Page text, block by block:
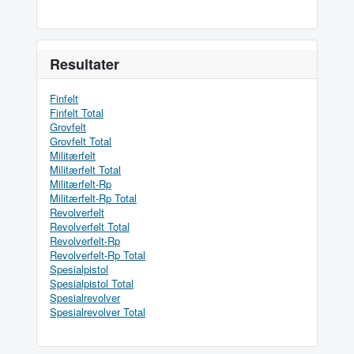
Resultater
Finfelt
Finfelt Total
Grovfelt
Grovfelt Total
Militærfelt
Militærfelt Total
Militærfelt-Rp
Militærfelt-Rp Total
Revolverfelt
Revolverfelt Total
Revolverfelt-Rp
Revolverfelt-Rp Total
Spesialpistol
Spesialpistol Total
Spesialrevolver
Spesialrevolver Total